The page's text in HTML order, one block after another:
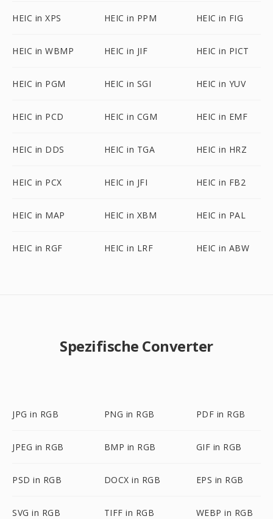
HEIC in XPS HEIC in PPM HEIC in FIG
HEIC in WBMP HEIC in JIF HEIC in PICT
HEIC in PGM HEIC in SGI HEIC in YUV
HEIC in PCD HEIC in CGM HEIC in EMF
HEIC in DDS HEIC in TGA HEIC in HRZ
HEIC in PCX HEIC in JFI HEIC in FB2
HEIC in MAP HEIC in XBM HEIC in PAL
HEIC in RGF HEIC in LRF HEIC in ABW
Spezifische Converter
JPG in RGB PNG in RGB PDF in RGB
JPEG in RGB BMP in RGB GIF in RGB
PSD in RGB DOCX in RGB EPS in RGB
SVG in RGB TIFF in RGB WEBP in RGB